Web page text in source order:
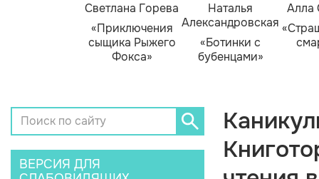
Светлана Горева
«Приключения
сыщика Рыжего
Фокса»
Наталья
Александровская
«Ботинки с
бубенцами»
Алла
ВЕРСИЯ ДЛЯ